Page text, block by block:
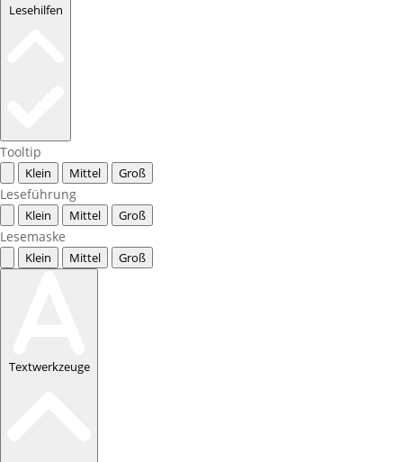
Lesehilfen
Tooltip
Klein Mittel Groß
Leseführung
Klein Mittel Groß
Lesemaske
Klein Mittel Groß
Textwerkzeuge